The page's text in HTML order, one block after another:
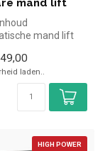
mand lift
mand lift
laden..
HIGH POWER